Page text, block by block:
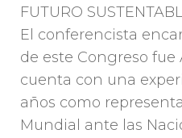
FUTURO
El conferencista
de este Congreso fue
cuenta con una
años como
Mundial ante las